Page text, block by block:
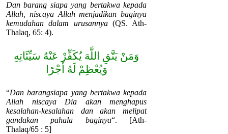
Dan barang siapa yang bertakwa kepada
Allah, niscaya Allah menjadikan baginya
kemudahan dalam urusannya(QS. Ath-
Thalaq, 65: 4).
وَمَنْ يَتَّقِ اللَّهَ يُكَفِّرْ عَنْهُ سَيِّئَاتِهِ
وَيُعْظِمْ لَهُ أَجْرًا
“Dan barangsiapa yang bertakwa kepada
Allah niscaya Dia akan menghapus
kesalahan-kesalahan dan akan melipat
gandakan pahala baginya“. [Ath-
Thalaq/65 : 5]